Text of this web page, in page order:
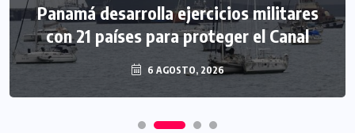
Panamá desarrolla ejercicios militares
con 21 países para proteger el Canal
6 AGOSTO, 2026